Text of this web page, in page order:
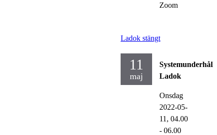
Zoom
Ladok stängt
11
maj
Systemunderhåll
Ladok
Onsdag
2022-05-
11, 04.00
- 06.00